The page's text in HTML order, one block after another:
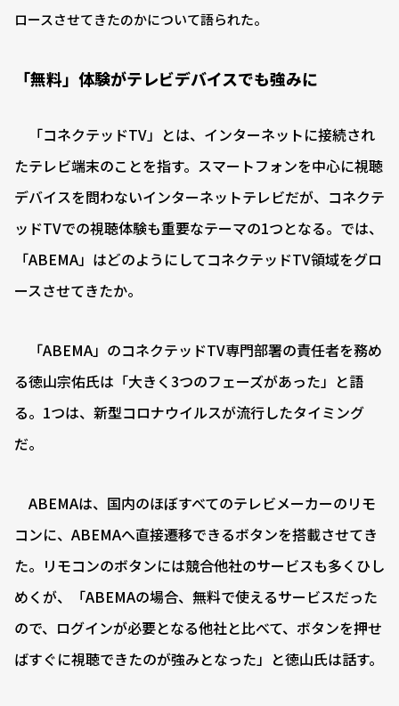
ロースさせてきたのかについて語られた。
「無料」体験がテレビデバイスでも強みに
「コネクテッドTV」とは、インターネットに接続され
たテレビ端末のことを指す。スマートフォンを中心に視聴
デバイスを問わないインターネットテレビだが、コネクテ
ッドTVでの視聴体験も重要なテーマの1つとなる。では、
「ABEMA」はどのようにしてコネクテッドTV領域をグロ
ースさせてきたか。
「ABEMA」のコネクテッドTV専門部署の責任者を務め
る徳山宗佑氏は「大きく3つのフェーズがあった」と語
る。1つは、新型コロナウイルスが流行したタイミング
だ。
ABEMAは、国内のほぼすべてのテレビメーカーのリモ
コンに、ABEMAへ直接遷移できるボタンを搭載させてき
た。リモコンのボタンには競合他社のサービスも多くひし
めくが、「ABEMAの場合、無料で使えるサービスだった
ので、ログインが必要となる他社と比べて、ボタンを押せ
ばすぐに視聴できたのが強みとなった」と徳山氏は話す。